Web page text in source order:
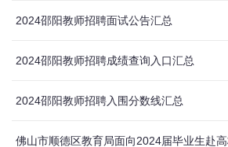
2024邵阳教师招聘面试公告汇总
2024邵阳教师招聘成绩查询入口汇总
2024邵阳教师招聘入围分数线汇总